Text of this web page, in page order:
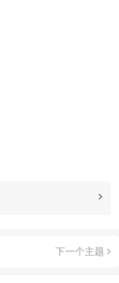
下一个主题